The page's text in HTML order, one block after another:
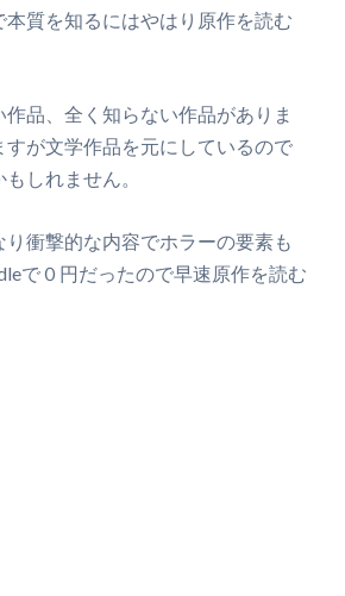
質を知るにはやはり原作を読む
品、全く知らない作品がありま
が文学作品を元にしているので
しれません。
衝撃的な内容でホラーの要素も
で０円だったので早速原作を読む